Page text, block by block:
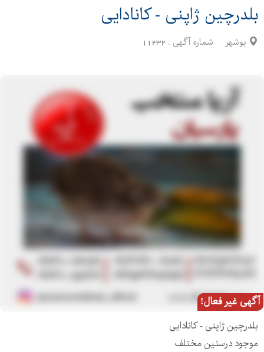
بلدرچین ژاپنی - کانادایی
بوشهر شماره آگهی : 11232
آگهی غیر فعال!
بلدرچین ژاپنی - کانادایی
موجود درسنین مختلف